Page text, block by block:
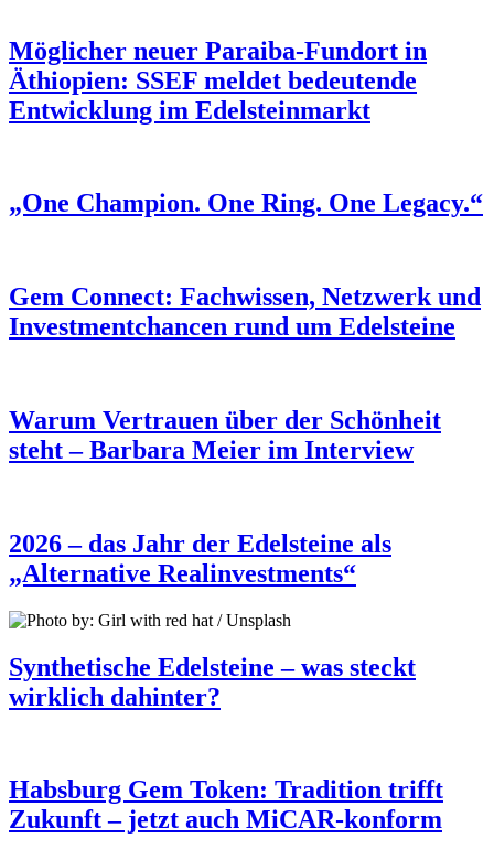
Möglicher neuer Paraiba-Fundort in
Äthiopien: SSEF meldet bedeutende
Entwicklung im Edelsteinmarkt
„One Champion. One Ring. One Legacy.“
Gem Connect: Fachwissen, Netzwerk und
Investmentchancen rund um Edelsteine
Warum Vertrauen über der Schönheit
steht – Barbara Meier im Interview
2026 – das Jahr der Edelsteine als
„Alternative Realinvestments“
Synthetische Edelsteine – was steckt
wirklich dahinter?
Habsburg Gem Token: Tradition trifft
Zukunft – jetzt auch MiCAR-konform